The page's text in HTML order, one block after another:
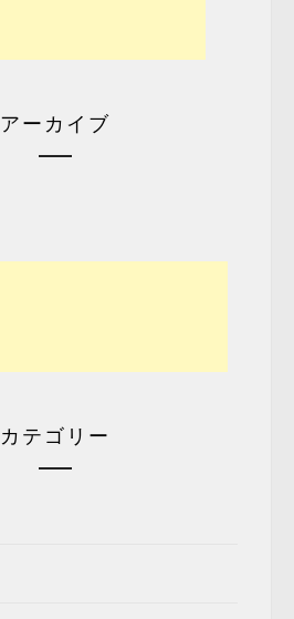
アーカイブ
カテゴリー